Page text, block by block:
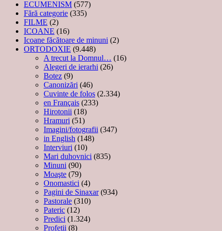
ECUMENISM (577)
Fără categorie (335)
FILME (2)
ICOANE (16)
Icoane făcătoare de minuni (2)
ORTODOXIE (9.448)
A trecut la Domnul… (16)
Alegeri de ierarhi (26)
Botez (9)
Canonizări (46)
Cuvinte de folos (2.334)
en Français (233)
Hirotonii (18)
Hramuri (51)
Imagini/fotografii (347)
in English (148)
Interviuri (10)
Mari duhovnici (835)
Minuni (90)
Moaşte (79)
Onomastici (4)
Pagini de Sinaxar(934)
Pastorale (310)
Pateric (12)
Predici (1.324)
Profetii (8)